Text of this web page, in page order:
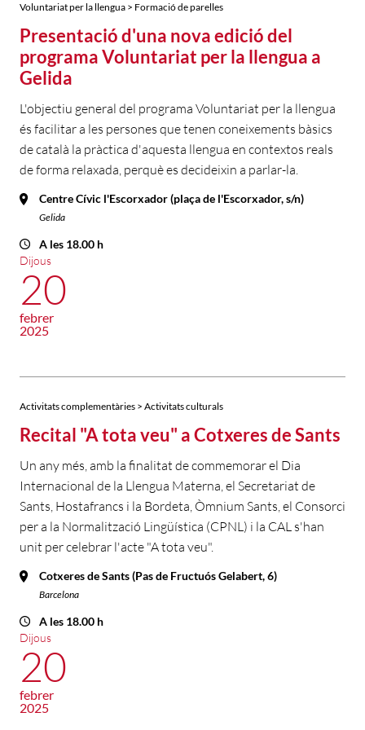
Voluntariat per la llengua > Formació de parelles
Presentació d'una nova edició del
programa Voluntariat per la llengua a
Gelida
L'objectiu general del programa Voluntariat per la llengua
és facilitar a les persones que tenen coneixements bàsics
de català la pràctica d'aquesta llengua en contextos reals
de forma relaxada, perquè es decideixin a parlar-la.
Centre Cívic l'Escorxador (plaça de l'Escorxador, s/n)
Gelida
A les 18.00 h
Dijous
20
febrer
2025
Activitats complementàries > Activitats culturals
Recital "A tota veu" a Cotxeres de Sants
Un any més, amb la finalitat de commemorar el Dia
Internacional de la Llengua Materna, el Secretariat de
Sants, Hostafrancs i la Bordeta, Òmnium Sants, el Consorci
per a la Normalització Lingüística (CPNL) i la CAL s'han
unit per celebrar l'acte "A tota veu".
Cotxeres de Sants (Pas de Fructuós Gelabert, 6)
Barcelona
A les 18.00 h
Dijous
20
febrer
2025